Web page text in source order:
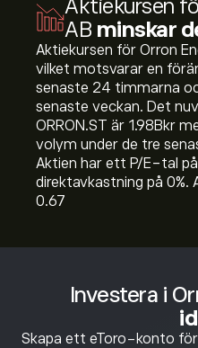
Investera i
Skapa ett eToro-konto för
Aktiekursen
AB minskar
Aktiekursen för Orron
vilket motsvarar en
senaste 24 timmarna
senaste veckan. Det
ORRON.ST är 1.98B‎kr‎
volym under de tre
Aktien har ett P/E-tal
direktavkastning på 0%.
0.67